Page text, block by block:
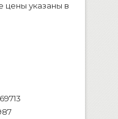
цены указаны в